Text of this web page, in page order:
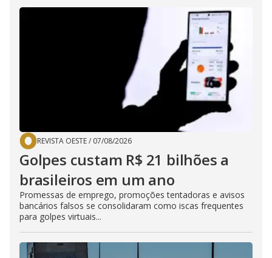
REVISTA OESTE/ 07/08/2026
Golpes custam R$ 21 bilhões a
brasileiros em um ano
Promessas de emprego, promoções tentadoras e avisos
bancários falsos se consolidaram como iscas frequentes
para golpes virtuais...